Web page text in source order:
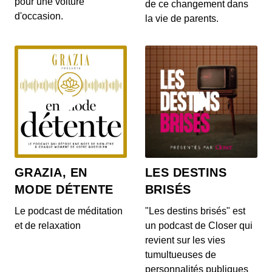
Le Range Rover et le Range Rover Sport s’offrent
quelques nouveautés ! On en parle dans...
S12E140: L'actu auto du 17 juillet 2020
00:04:05 - IL Y A 6 ANS
Au menu de ce vendredi 17 juillet : la découverte
du Cupra Formentor, la présentation de...
S12E139: L'actu auto du 16 juillet 2020
00:03:46 - IL Y A 6 ANS
Au menu du JT du jour : la Mercedes-AMG GT
Black Series, la Porsche 911 Turbo et le Ford...
d'occasion.
de ce changement dans
la vie de parents.
GRAZIA, EN
MODE DÉTENTE
Le podcast de méditation
et de relaxation
LES DESTINS
BRISÉS
"Les destins brisés" est
un podcast de Closer qui
revient sur les vies
tumultueuses de
personnalités publiques